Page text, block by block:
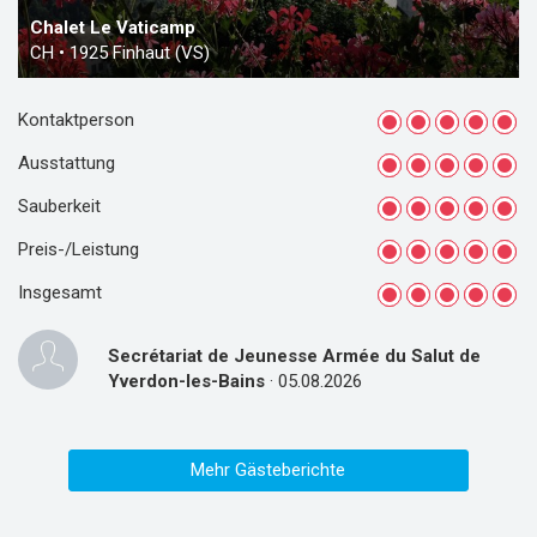
Chalet Le Vaticamp
CH • 1925 Finhaut (VS)
Kontaktperson
Ausstattung
Sauberkeit
Preis-/Leistung
Insgesamt
Secrétariat de Jeunesse Armée du Salut de
Yverdon-les-Bains · 05.08.2026
Mehr Gästeberichte